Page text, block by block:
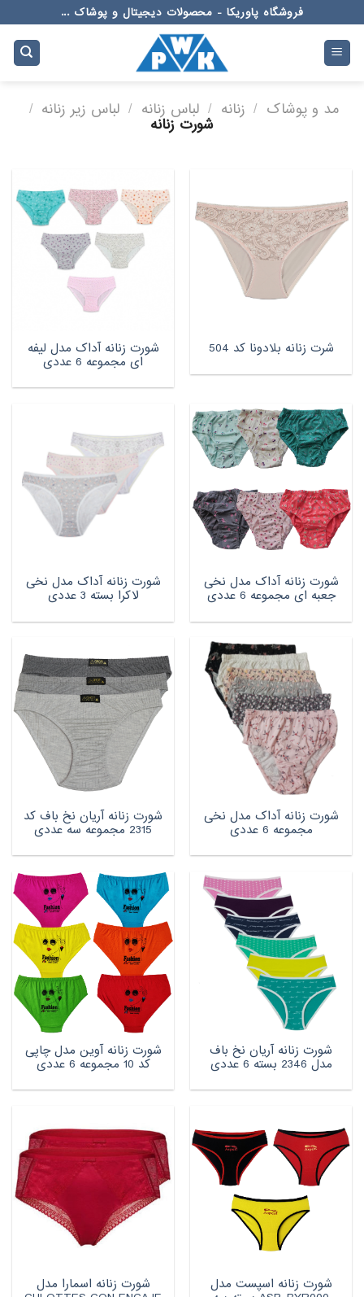
to
content
فروشگاه پاوریکا - محصولات دیجیتال و پوشاک ...
مد و پوشاک / زنانه / لباس زنانه / لباس زیر زنانه /
شورت زنانه
شرت زنانه بلادونا کد 504 شورت زنانه آداک مدل لیفه
ای مجموعه 6 عددی
شورت زنانه آداک مدل نخی
جعبه ای مجموعه 6 عددی
شورت زنانه آداک مدل نخی
لاکرا بسته 3 عددی
شورت زنانه آداک مدل نخی
مجموعه‌ 6 عددی
شورت زنانه آریان نخ باف کد
2315 مجموعه سه عددی
شورت زنانه آریان نخ باف
مدل 2346 بسته 6 عددی
شورت زنانه آوین مدل چاپی
کد 10 مجموعه 6 عددی
شورت زنانه اسپست مدل شورت زنانه اسمارا مدل